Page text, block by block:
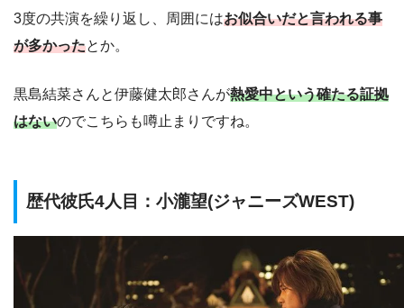
3度の共演を繰り返し、周囲にはお似合いだと言われる事
が多かったとか。
黒島結菜さんと伊藤健太郎さんが熱愛中という確たる証拠
はないのでこちらも噂止まりですね。
歴代彼氏4人目：小瀧望(ジャニーズWEST)